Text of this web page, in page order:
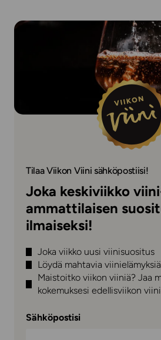
Tilaa Viikon Viini sähköpostiisi!
Joka keskiviikko
ammattilaisen
ilmaiseksi!
Joka viikko uusi viinisuositus
Löydä mahtavia viinielämyksiä
Maistoitko viikon viiniä? Jaa
kokemuksesi edellisviikon
Sähköpostisi